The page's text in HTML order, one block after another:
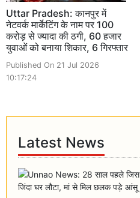
Uttar Pradesh: कानपुर में
नेटवर्क मार्केटिंग के नाम पर 100
करोड़ से ज्यादा की ठगी, 60 हजार
युवाओं को बनाया शिकार, 6 गिरफ्तार
Published On 21 Jul 2026
10:17:24
Latest News